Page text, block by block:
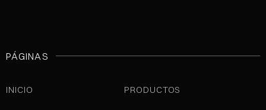
PÁGINAS
INICIO PRODUCTOS